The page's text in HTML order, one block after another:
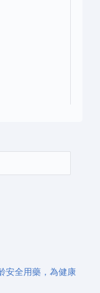
安全用藥，為健康